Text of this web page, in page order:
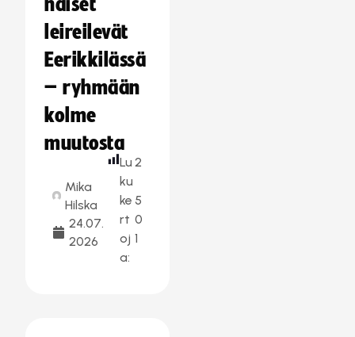
naiset
leireilevät
Eerikkilässä
– ryhmään
kolme
muutosta
Mika
Hilska
24.07.
2026
Lu
ku
ke
rt
oj
a:
2
5
0
1